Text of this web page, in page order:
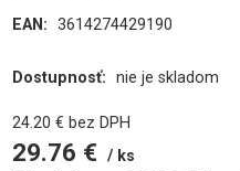
EAN: 3614274429190
Dostupnosť: nie je skladom
24.20 € bez DPH
29.76 €
ks